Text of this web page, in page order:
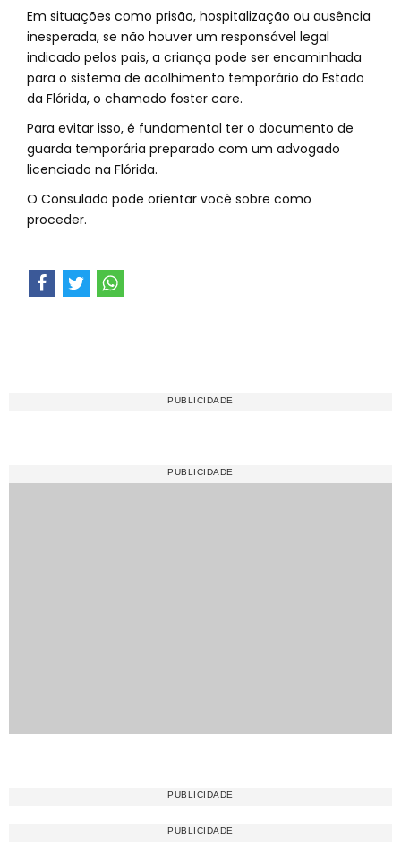
Em situações como prisão, hospitalização ou ausência
inesperada, se não houver um responsável legal
indicado pelos pais, a criança pode ser encaminhada
para o sistema de acolhimento temporário do Estado
da Flórida, o chamado foster care.
Para evitar isso, é fundamental ter o documento de
guarda temporária preparado com um advogado
licenciado na Flórida.
O Consulado pode orientar você sobre como
proceder.